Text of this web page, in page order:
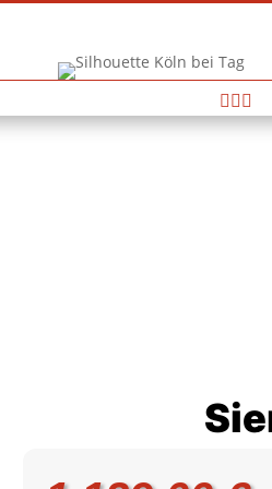
  